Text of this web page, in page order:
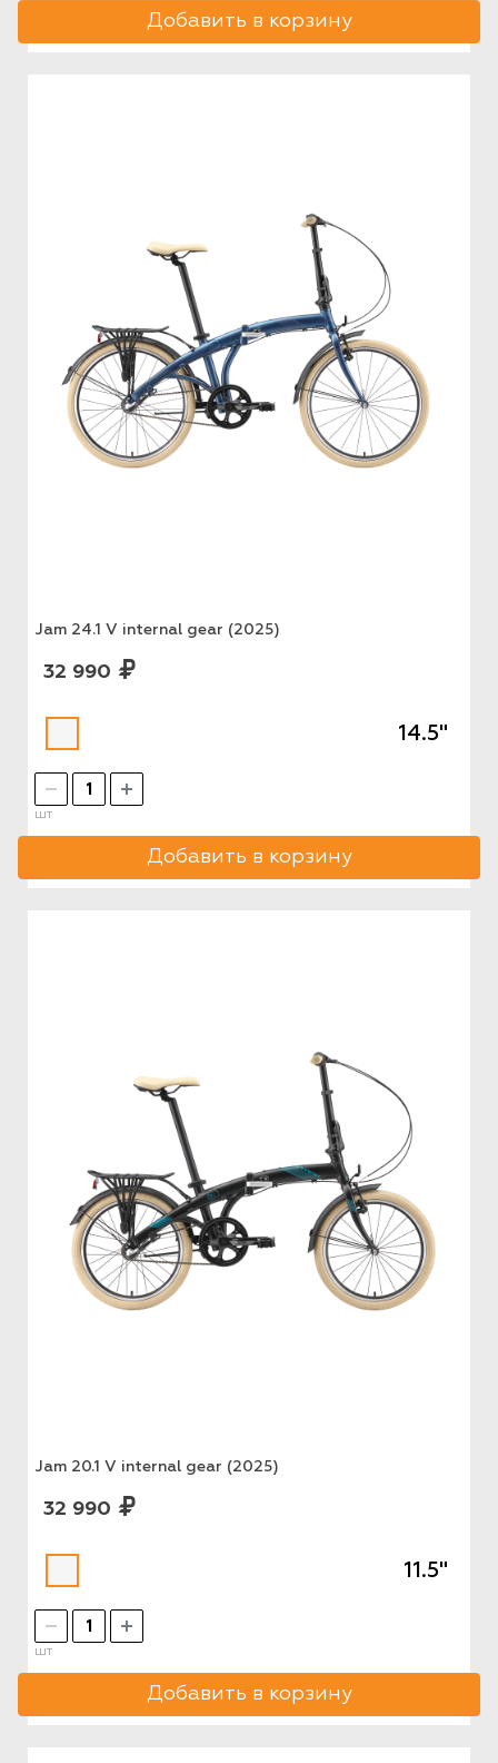
Добавить в корзину
Jam 24.1 V internal gear (2025)
32 990
14.5"
шт
Добавить в корзину
Jam 20.1 V internal gear (2025)
32 990
11.5"
шт
Добавить в корзину